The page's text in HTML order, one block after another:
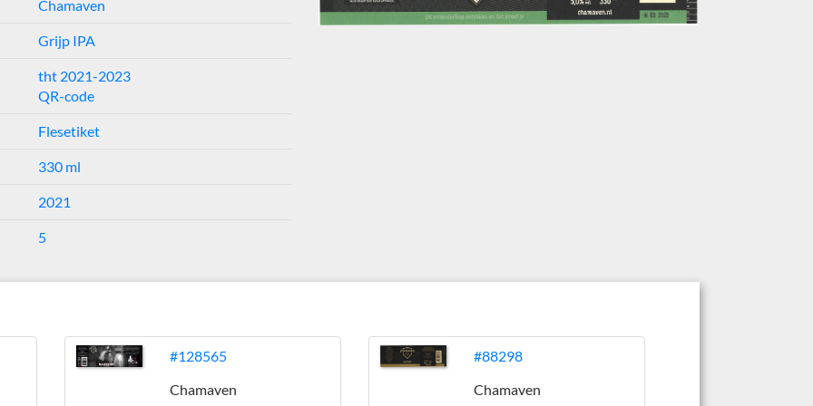
Chamaven
Grijp IPA
tht 2021-2023
QR-code
Flesetiket
330 ml
2021
5
#128565
Chamaven
#88298
Chamaven